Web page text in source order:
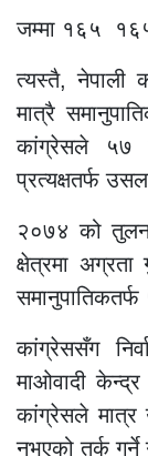
जम्मा १६५
त्यस्तै, नेपाली
मात्रै
कांग्रेसले ५७
प्रत्यक्षतर्फ
२०७४ को
क्षेत्रमा
समानुपातिकतर्फ
कांग्रेससँग
माओवादी
कांग्रेसले
नभएको तर्क